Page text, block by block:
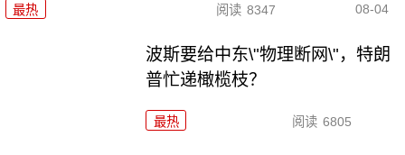
最热 阅读 8347 08-04
波斯要给中东\"物理断网\"，特朗
普忙递橄榄枝？
最热 阅读 6805